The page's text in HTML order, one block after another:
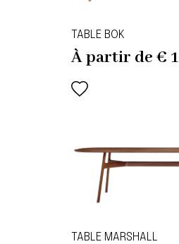
TABLE BOK
À partir de€
TABLE MARSHALL